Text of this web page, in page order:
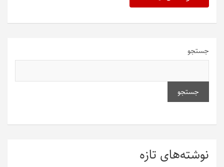
جستجو
جستجو
نوشته‌های تازه